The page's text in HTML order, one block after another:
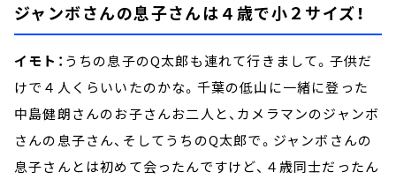
ジャンボさんの息子さんは４歳で小２サイズ！
イモト： うちの息子のQ太郎も連れて行きまして。子供だ
けで４人くらいいたのかな。千葉の低山に一緒に登った
中島健朗さんのお子さんお二人と、カメラマンのジャンボ
さんの息子さん、そしてうちのQ太郎で。ジャンボさんの
息子さんとは初めて会ったんですけど、４歳同士だったん